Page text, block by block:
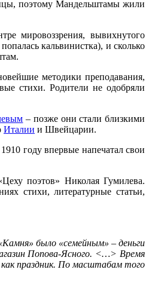
поэтому Мандельштамы жили
мировоззрения, вывихнутого
кальвинистка), и сколько
методики преподавания,
стихи. Родители не одобряли
– позже они стали близкими
Италии и Швейцарии.
году впервые напечатал свои
поэтов» Николая Гумилева.
стихи, литературные статьи,
было «семейным» – деньги
Попова-Ясного. <…> Время
как праздник. По масштабам того